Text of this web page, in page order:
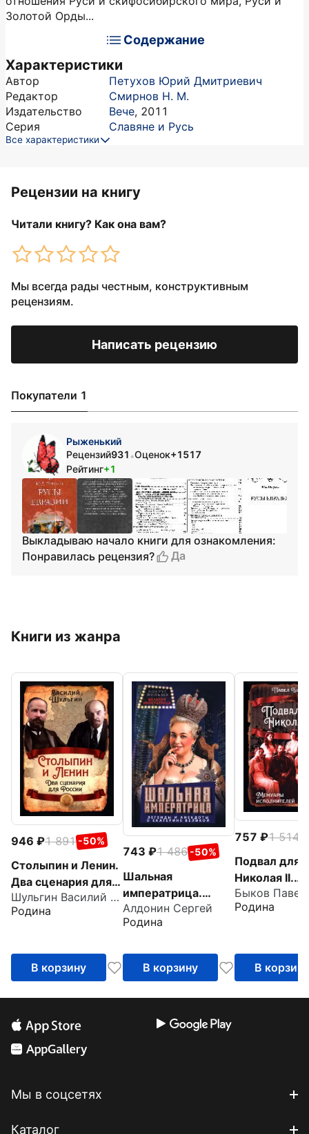
Золотой Орды...
Содержание
Характеристики
Автор
Петухов Юрий Дмитриевич
Редактор
Смирнов Н. М.
Издательство
Вече, 2011
Серия
Славяне и Русь
Все характеристики
Рецензии на книгу
Читали книгу? Как она вам?
Мы всегда рады честным, конструктивным
рецензиям.
Написать рецензию
Покупатели 1
Рыженький
Рецензий931 •Оценок+1517
Рейтинг+1
Выкладываю начало книги для ознакомления:
Понравилась рецензия?
Да
Книги из жанра
946 1 891 -50%
Столыпин и Ленин.
Два сценария для
России
Шульгин Василий Витальевич
Родина
В корзину
743 1 486 -50%
Шальная
императрица.
Легенды и
анекдоты о
Алдонин Сергей
Родина
В корзину
757 1 514
Подвал для
Николая II.
Мемуары
Родина
В корзину
Мы в соцсетях
Каталог